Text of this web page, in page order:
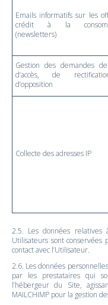
Emails informatifs sur les
crédit à la
(newsletters)
Gestion des demandes
d’accès, de
d’opposition
Collecte des adresses IP
2.5. Les données relatives
Utilisateurs sont
contact avec l’Utilisateur.
2.6. Les données
par les prestataires qui
l’hébergeur du Site,
MAILCHIMP pour la gestion